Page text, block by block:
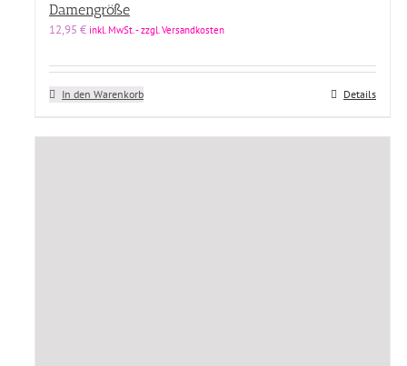
Damengröße
12,95 € inkl. MwSt. - zzgl. Versandkosten
In den Warenkorb Details